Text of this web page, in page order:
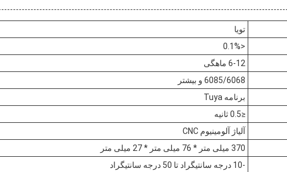
تویا
<0.1%
6-12 ماهگی
6085/6068 و بیشتر
برنامه Tuya
≤0.5 ثانیه
آلیاژ آلومینیوم CNC
370 میلی متر * 76 میلی متر * 27 میلی متر
-10 درجه سانتیگراد تا 50 درجه سانتیگراد